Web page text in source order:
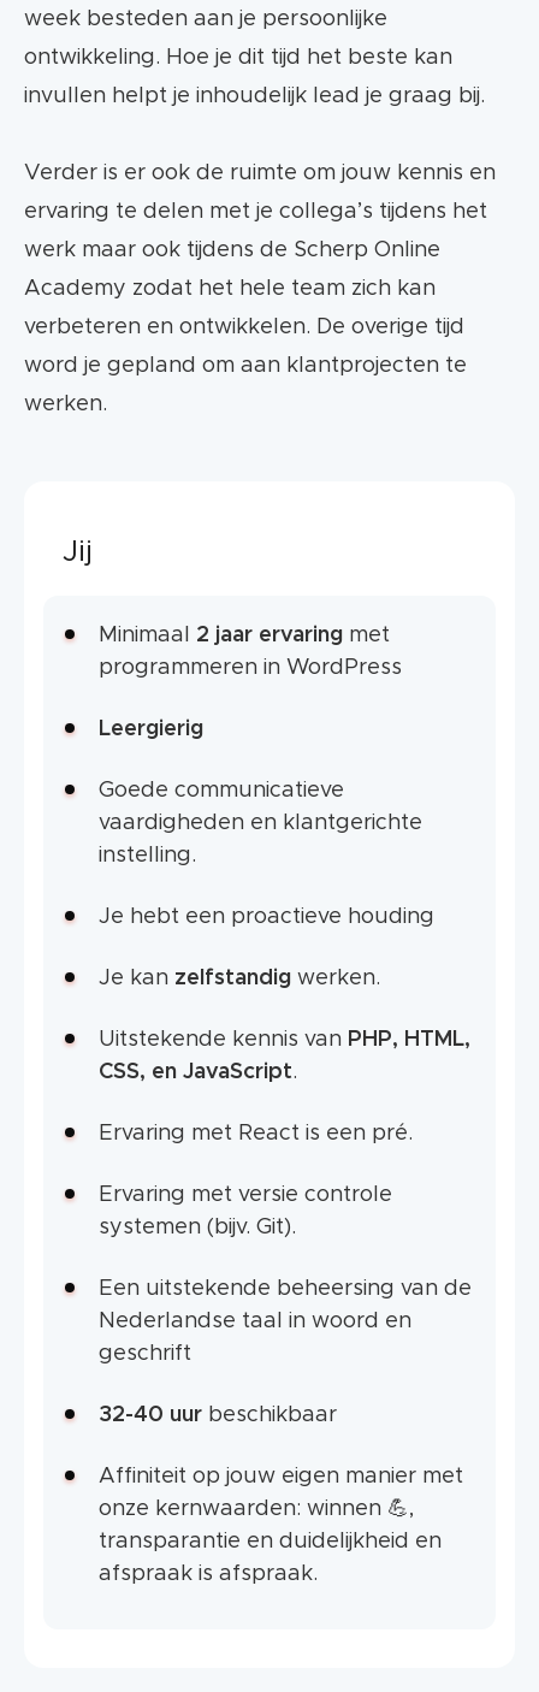
week besteden aan je persoonlijke
ontwikkeling. Hoe je dit tijd het beste kan
invullen helpt je inhoudelijk lead je graag bij.
Verder is er ook de ruimte om jouw kennis en
ervaring te delen met je collega’s tijdens het
werk maar ook tijdens de Scherp Online
Academy zodat het hele team zich kan
verbeteren en ontwikkelen. De overige tijd
word je gepland om aan klantprojecten te
werken.
Jij
Minimaal 2 jaar ervaring met
programmeren in WordPress
Leergierig
Goede communicatieve
vaardigheden en klantgerichte
instelling.
Je hebt een proactieve houding
Je kan zelfstandig werken.
Uitstekende kennis van PHP, HTML,
CSS, en JavaScript.
Ervaring met React is een pré.
Ervaring met versie controle
systemen (bijv. Git).
Een uitstekende beheersing van de
Nederlandse taal in woord en
geschrift
32-40 uur beschikbaar
Affiniteit op jouw eigen manier met
onze kernwaarden: winnen 💪,
transparantie en duidelijkheid en
afspraak is afspraak.